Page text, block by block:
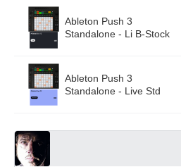
Ableton Push 3
Standalone - Li B-Stock
Ableton Push 3
Standalone - Live Std